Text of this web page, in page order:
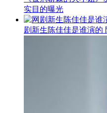
实目的曝光
剧新生陈佳佳是谁演的